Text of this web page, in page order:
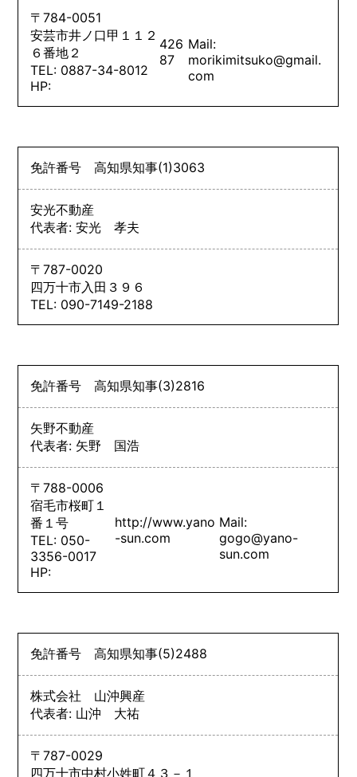
〒784-0051
安芸市井ノ口甲１１２
６番地２
TEL: 0887-34-8012
HP:
426
87
Mail:
morikimitsuko@gmail.
com
免許番号高知県知事(1)3063
安光不動産
代表者: 安光 孝夫
〒787-0020
四万十市入田３９６
TEL: 090-7149-2188
免許番号高知県知事(3)2816
矢野不動産
代表者: 矢野 国浩
〒788-0006
宿毛市桜町１
番１号
TEL: 050-
3356-0017
HP:
http://www.yano
-sun.com
Mail:
gogo@yano-
sun.com
免許番号高知県知事(5)2488
株式会社 山沖興産
代表者: 山沖 大祐
〒787-0029
四万十市中村小姓町４３－１